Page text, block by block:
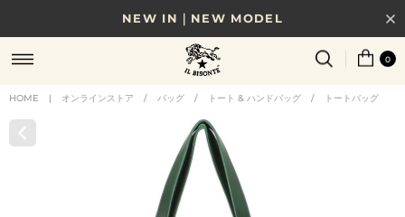
NEW IN｜NEW MODEL
8/17(月)10時まで｜税込11,000円以上で送料無料
贈る相手やシーンから選べる、新しいギフトガイド
NEW IN｜COLOR LEATHER
0
HOME | オンラインストア / バッグ / トート & ハンドバッグ / トートバッグ